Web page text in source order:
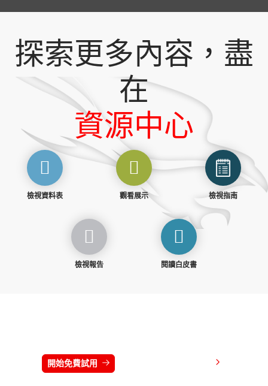
探索更多內容，盡
在
資源中心
檢視資料表 觀看展示 檢視指南
檢視報告 閱讀白皮書
開始免費試用